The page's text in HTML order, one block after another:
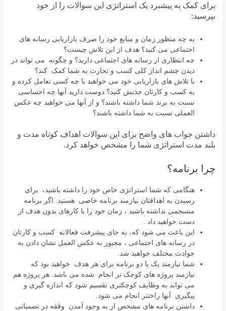
برای کمک به پیشبرد یک استراتژی این سوالات را از خود
بپرسید:
به چه منظور زمان و منابع خود را صرف بازاریابی رسانه های
اجتماعی می کنید؟ هدف از این تلاش چیست؟
چه انتظاری از رسانه های اجتماعی دارید؟ و چگونه می تواند در
دیدن چشم انداز کلی کسب و تجارت به شما کمک کند؟
با تلاش های بازاریابی خود می خواهید با چه کسی تعامل کرده و
به کسب و کارتان جذبش کنید؟ دوست دارید آنها چه احساسی
نسبت به برند شما داشته باشند؟ و از آنها می خواهید چه عکس
العملی نسبت به شما داشته باشند؟
داشتن جواب های واضح برای این سوالات اهداف کوتاه مدت و
بلند مدت استراتژی شما را مشخص خواهد کرد.
چرا برنامه؟
هنگامی که شما استراتژی خاص خود را داشته باشید، برای
رسیدن به اهدافتان نیازمند برنامه خاصی هستید. اگر برنامه
منسجمی نداشته باشید ، زمان خود را با کارهای بدون هدف از
دست خواهید داد .
این باعث می شود که، به جای پیشرفت فعالانه کسب و کارتان
در رسانه های اجتماعی ، مجبور به عکس العمل نشان دادن به
حوادث مختلف خواهید شد.
شما نیازمند یک یا دو برنامه برای هر هدف خواهید بود که
نیازمند پروژه های کوچک تر انجام شده می باشد. هر پروژه هم
می تواند به وظایف کوچکتری تقسیم شود که اندازه گیری و
پیگیری آنها راحتتر انجام می شود.
داشتن برنامه های مشخص از به وجود آمدن وقفه در تصمیاتی